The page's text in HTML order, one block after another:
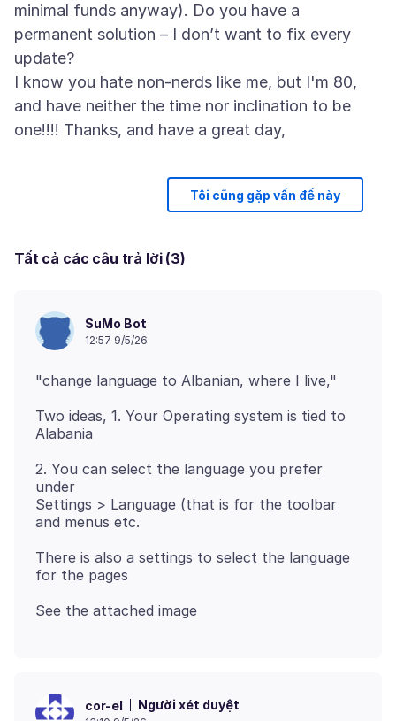
minimal funds anyway). Do you have a
permanent solution – I don’t want to fix every
update?
I know you hate non-nerds like me, but I'm 80,
and have neither the time nor inclination to be
Tôi cũng gặp vấn đề này
Tất cả các câu trả lời (3)
SuMo Bot
12:57 9/5/26
Two ideas, 1. Your Operating system is tied to
2. You can select the language you prefer
under
Settings > Language (that is for the toolbar
There is also a settings to select the language
cor-el Người xét duyệt